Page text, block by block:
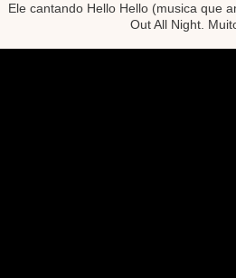
Ele cantando Hello Hello (musica que
Out All Night.